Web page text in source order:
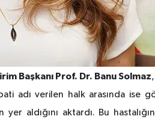
Başkanı Prof. Dr. Banu Solmaz
adı verilen halk arasında ise
yer aldığını aktardı. Bu